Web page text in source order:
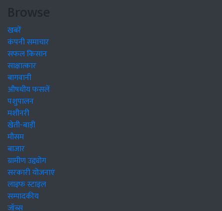
Browse
खबरें
कंपनी समाचार
सफल किसान
साक्षात्कार
बागवानी
औषधीय फसलें
पशुपालन
मशीनरी
खेती-बाड़ी
मौसम
बाजार
ग्रामीण उद्द्योग
सरकारी योजनाएं
लाइफ स्टाइल
सम्पादकीय
जॉब्स